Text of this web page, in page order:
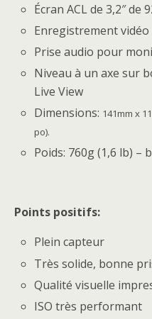
Écran ACL de 3,2″ de
Enregistrement vidéo
Prise audio pour
Niveau à un axe sur
Live View
Dimensions: 141mm x
po).
Poids: 760g (1,6 lb) –
Points positifs:
Plein capteur
Très solide, bonne
Qualité visuelle
ISO très performant